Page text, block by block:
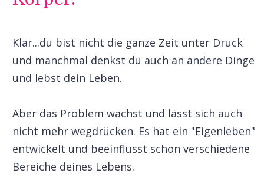
Klar...du bist nicht die ganze Zeit unter Druck
und manchmal denkst du auch an andere Dinge
und lebst dein Leben.
Aber das Problem wächst und lässt sich auch
nicht mehr wegdrücken. Es hat ein "Eigenleben"
entwickelt und beeinflusst schon verschiedene
Bereiche deines Lebens.